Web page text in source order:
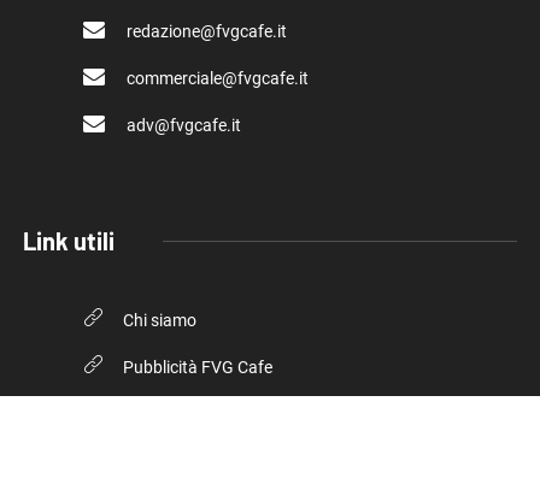
redazione@fvgcafe.it
commerciale@fvgcafe.it
adv@fvgcafe.it
Link utili
Chi siamo
Pubblicità FVG Cafe